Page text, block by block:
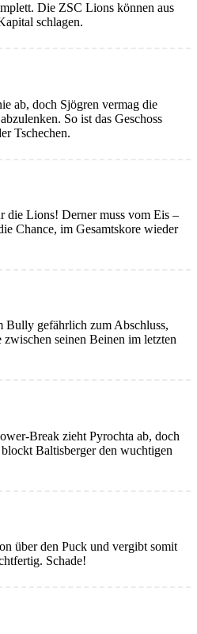
Die ZSC Lions können aus
schlagen.
ab, doch Sjögren vermag die
So ist das Geschoss
Tschechen.
die Lions! Derner muss vom Eis –
Chance, im Gesamtskore wieder
Bully gefährlich zum Abschluss,
seinen Beinen im letzten
Break zieht Pyrochta ab, doch
Baltisberger den wuchtigen
über den Puck und vergibt somit
Schade!